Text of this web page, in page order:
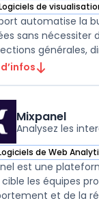
de
MyReport dans cette
automatise la
sans nécessiter
générales,
Mixpanel
Analysez les
de Web
Mixpanel dans cette
est une
cible les équipes
et de la